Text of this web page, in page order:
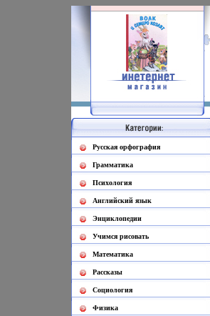
Русская орфография
Грамматика
Психология
Английский язык
Энциклопедии
Учимся рисовать
Математика
Рассказы
Социология
Физика